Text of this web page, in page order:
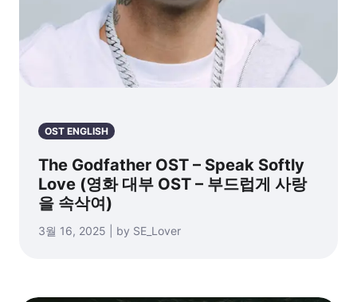
OST ENGLISH
The Godfather OST – Speak Softly
Love (영화 대부 OST – 부드럽게 사랑
을 속삭여)
3월 16, 2025 | by SE_Lover